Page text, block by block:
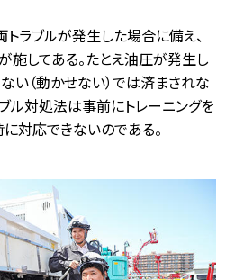
ラブルが発生した場合に備え、
施してある。たとえ油圧が発生し
い（動かせない）では済まされな
ル対処法は事前にトレーニングを
対応できないのである。